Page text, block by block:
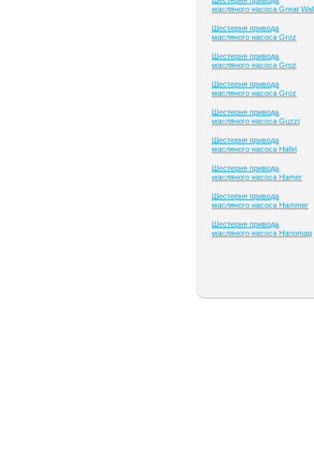
масляного насоса Great Wall
Шестерня привода
масляного насоса Groz
Шестерня привода
масляного насоса Groz
Шестерня привода
масляного насоса Groz
Шестерня привода
масляного насоса Guzzi
Шестерня привода
масляного насоса Hafei
Шестерня привода
масляного насоса Hamer
Шестерня привода
масляного насоса Hammer
Шестерня привода
масляного насоса Hanomag